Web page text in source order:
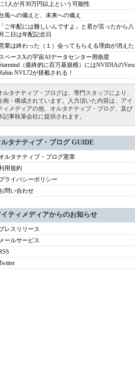
1人が月30万円以上という可能性
風への備えと、未来への備え
「ご年配には難しいんですよ」と君が言ったから八
月二日は年配記念日
業は終わった（１）会ってもらえる理由が消えた
ペースXの宇宙AIデータセンター用衛星
（最終的に百万基規模）にはNVIDIAのVera
NVL72が搭載される！
ルタナティブ・ブログは、専門スタッフにより、
画・構成されています。入力頂いた内容は、アイ
ィメディアの他、オルタナティブ・ブログ、及び
記事執筆会社に提供されます。
ルタナティブ・ブログ GUIDE
ルタナティブ・ブログ憲章
用規約
ライバシーポリシー
問い合わせ
イティメディアからのお知らせ
レスリリース
メールサービス